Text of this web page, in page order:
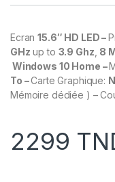
Ecran15.6″ HD LED –
GHz up to 3.9 Ghz 8
Windows 10 Home –
To –Carte Graphique:
Mémoire dédiée ) –
2299